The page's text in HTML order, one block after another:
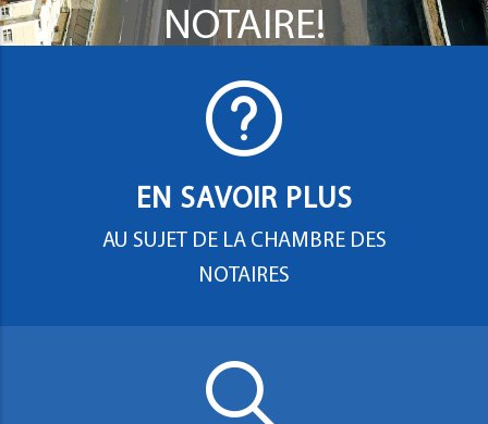
NOTAIRE!
EN SAVOIR PLUS
AU SUJET DE LA CHAMBRE DES
NOTAIRES